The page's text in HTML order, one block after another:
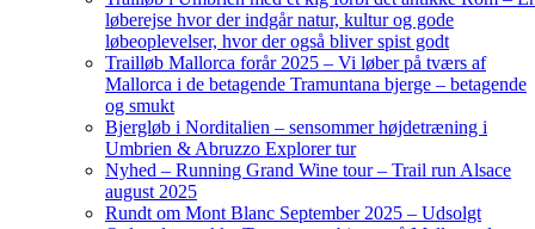
løberejse hvor der indgår natur, kultur og gode
løbeoplevelser, hvor der også bliver spist godt
Trailløb Mallorca forår 2025 – Vi løber på tværs af
Mallorca i de betagende Tramuntana bjerge – betagende
og smukt
Bjergløb i Norditalien – sensommer højdetræning i
Umbrien & Abruzzo Explorer tur
Nyhed – Running Grand Wine tour – Trail run Alsace
august 2025
Rundt om Mont Blanc September 2025 – Udsolgt